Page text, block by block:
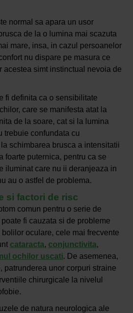
normal sa apara un usor
de la o lumina mai scazuta
mare, insa, in cazul persoanelor
nu dispare pe masura ce
acestea simt instinctual nevoia de
fi definita ca o sensibilitate
care se manifesta atat la
de la soare, cat si la lumina
trebuie confundata cu
schimbarea brusca a intensitatii
foarte puternica, pentru ca se
iluminat care nu ii deranjeaza in
au o astfel de problema.
si factori de risc
comun pentru o serie de
fi cauzata si de probleme
oculare, cele mai frecvente
cataracta, conjunctivita,
ochilor uscati. De asemenea,
patrunderea unor corpuri straine
chirurgicale la nivelul
de natura neurologica ale